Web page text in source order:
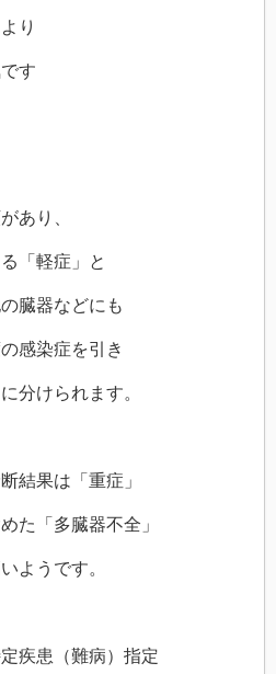
り
す
あり、
「軽症」と
臓器などにも
感染症を引き
分けられます。
結果は「重症」
た「多臓器不全」
ようです。
疾患（難病）指定